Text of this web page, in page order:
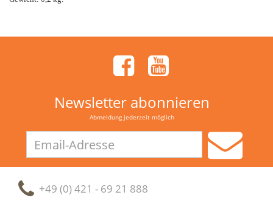
Newsletter abonnieren
Abmeldung jederzeit möglich
Adresse
+49 (0) 421 - 69 21 888